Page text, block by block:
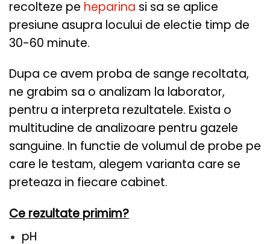
recolteze pe heparina si sa se aplice
presiune asupra locului de electie timp de
30-60 minute.
Dupa ce avem proba de sange recoltata,
ne grabim sa o analizam la laborator,
pentru a interpreta rezultatele. Exista o
multitudine de analizoare pentru gazele
sanguine. In functie de volumul de probe pe
care le testam, alegem varianta care se
preteaza in fiecare cabinet.
Ce rezultate primim?
pH